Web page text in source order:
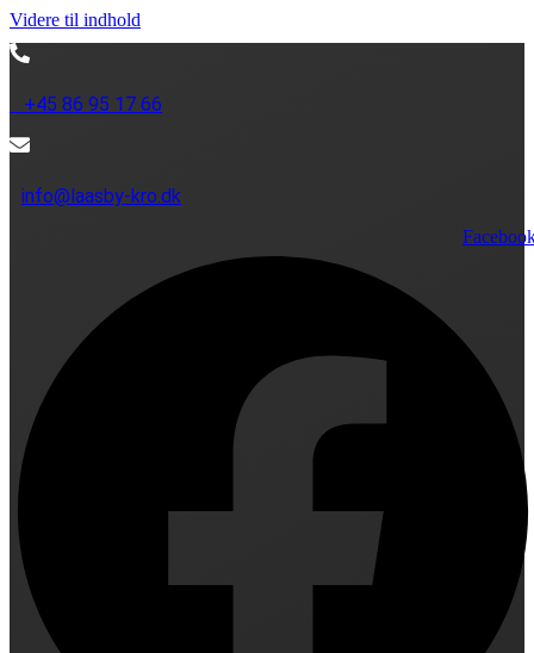
Videre til indhold
+45 86 95 17 66
info@laasby-kro.dk